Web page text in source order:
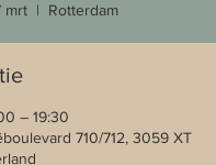
mrt
  |
Rotterdam
– 19:30
710/712, 3059 XT